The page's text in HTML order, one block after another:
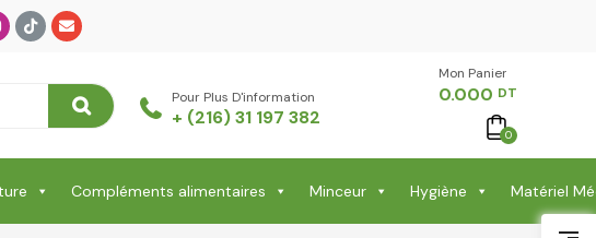
Pour Plus D'information
+ (216) 31 197 382
Mon Panier -
0.000 DT
0
Compléments alimentaires Minceur Hygiène Matériel